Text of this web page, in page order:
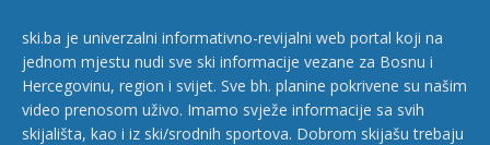
ski.ba je univerzalni informativno-revijalni web portal koji na
jednom mjestu nudi sve ski informacije vezane za Bosnu i
Hercegovinu, region i svijet. Sve bh. planine pokrivene su našim
video prenosom uživo. Imamo svježe informacije sa svih
skijališta, kao i iz ski/srodnih sportova. Dobrom skijašu trebaju